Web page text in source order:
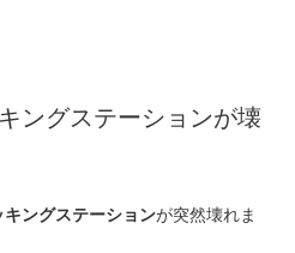
ングステーションが壊
キングステーションが突然壊れま